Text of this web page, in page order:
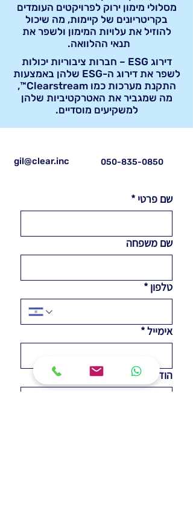
מסלולי מימון ירוק לפרויקטים העומדים
בקריטריונים של קיימות, מה שיכול
להוזיל את עלויות המימון ולשפר את
תנאי ההלוואה.
דירוג ESG – חברות ציבוריות יכולות
לשפר את דירוג ה-ESG שלהן באמצעות
התקנת מערכות כמו Clearstream™,
מה שמגביר את האטרקטיביות שלהן
למשקיעים מוסדיים.
gil@clear.inc 050-835-0850
שם פרטי *
שם משפחה
טלפון *
אימייל*
הודעה